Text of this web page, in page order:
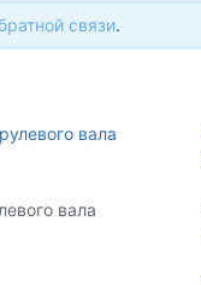
связи.
вала